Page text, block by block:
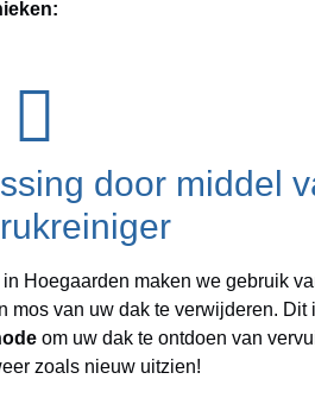
door middel
Hoegaarden maken we gebruik
mos van uw dak te verwijderen. Dit
om uw dak te ontdoen van
zoals nieuw uitzien!